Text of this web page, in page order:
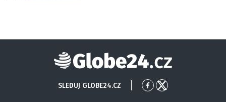
Globe24
SLEDUJ GLOBE24.CZ
PřejítPřejít